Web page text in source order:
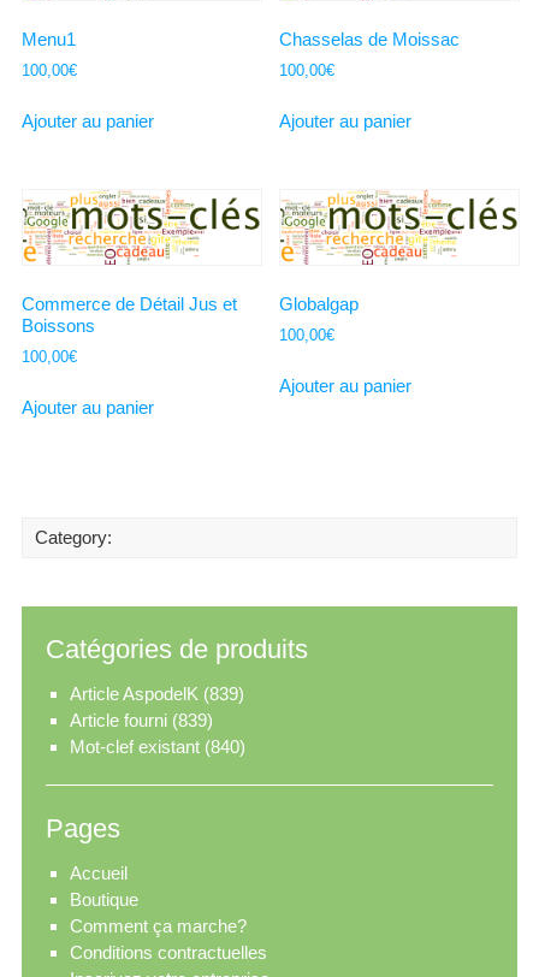
Menu1
100,00€
Ajouter au panier
Chasselas de Moissac
100,00€
Ajouter au panier
Commerce de Détail Jus et
Boissons
100,00€
Ajouter au panier
Globalgap
100,00€
Ajouter au panier
Category:
Catégories de produits
Article AspodelK (839)
Article fourni (839)
Mot-clef existant (840)
Pages
Accueil
Boutique
Comment ça marche?
Conditions contractuelles